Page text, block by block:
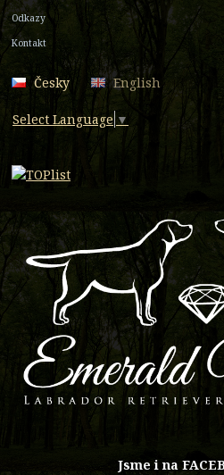
Odkazy
Kontakt
Česky English
Select Language ▼
​Jsme i na